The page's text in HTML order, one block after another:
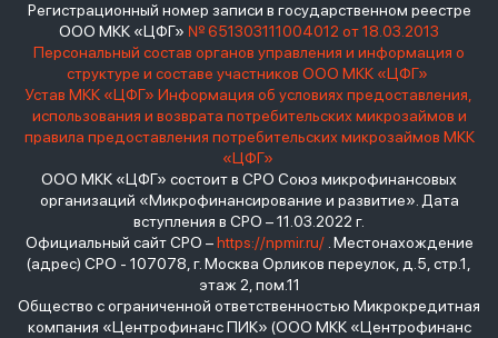
Регистрационный номер записи в государственном реестре
ООО МКК «ЦФГ» № 651303111004012 от 18.03.2013
Персональный состав органов управления и информация о
структуре и составе участников ООО МКК «ЦФГ»
Устав МКК «ЦФГ» Информация об условиях предоставления,
использования и возврата потребительских микрозаймов и
правила предоставления потребительских микрозаймов МКК
«ЦФГ»
ООО МКК «ЦФГ» состоит в СРО Союз микрофинансовых
организаций «Микрофинансирование и развитие». Дата
вступления в СРО – 11.03.2022 г.
Официальный сайт СРО –https://npmir.ru/. Местонахождение
(адрес) СРО - 107078, г. Москва Орликов переулок, д.5, стр.1,
этаж 2, пом.11
Общество с ограниченной ответственностью Микрокредитная
компания «Центрофинанс ПИК» (ООО МКК «Центрофинанс